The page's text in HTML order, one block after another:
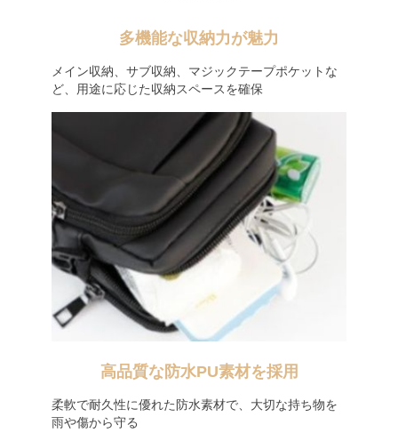
多機能な収納力が魅力
メイン収納、サブ収納、マジックテープポケットな
ど、用途に応じた収納スペースを確保
高品質な防水PU素材を採用
柔軟で耐久性に優れた防水素材で、大切な持ち物を
雨や傷から守る